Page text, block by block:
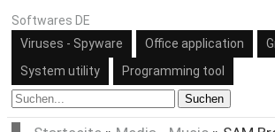
Softwares DE
Viruses - Spyware
Office application
System utility
Programming tool
Suchen